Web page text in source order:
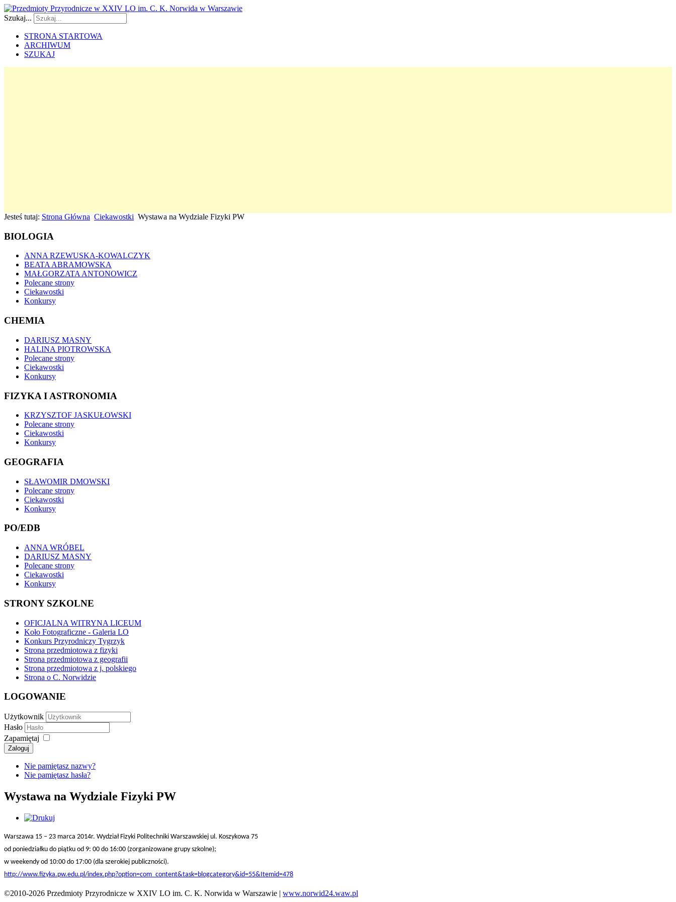
Szukaj...
STRONA STARTOWA
ARCHIWUM
SZUKAJ
Jesteś tutaj: Strona Główna Ciekawostki Wystawa na Wydziale Fizyki PW
BIOLOGIA
ANNA RZEWUSKA-KOWALCZYK
BEATA ABRAMOWSKA
MAŁGORZATA ANTONOWICZ
Polecane strony
Ciekawostki
Konkursy
CHEMIA
DARIUSZ MASNY
HALINA PIOTROWSKA
Polecane strony
Ciekawostki
Konkursy
FIZYKA I ASTRONOMIA
KRZYSZTOF JASKUŁOWSKI
Polecane strony
Ciekawostki
Konkursy
GEOGRAFIA
SŁAWOMIR DMOWSKI
Polecane strony
Ciekawostki
Konkursy
PO/EDB
ANNA WRÓBEL
DARIUSZ MASNY
Polecane strony
Ciekawostki
Konkursy
STRONY SZKOLNE
OFICJALNA WITRYNA LICEUM
Koło Fotograficzne - Galeria LO
Konkurs Przyrodniczy Tygrzyk
Strona przedmiotowa z fizyki
Strona przedmiotowa z geografii
Strona przedmiotowa z j. polskiego
Strona o C. Norwidzie
LOGOWANIE
Użytkownik
Hasło
Zapamiętaj
Zaloguj
Nie pamiętasz nazwy?
Nie pamiętasz hasła?
Wystawa na Wydziale Fizyki PW
Warszawa 15 – 23 marca 2014r. Wydział Fizyki Politechniki Warszawskiej ul. Koszykowa 75
od poniedziałku do piątku od 9: 00 do 16:00 (zorganizowane grupy szkolne);
w weekendy od 10:00 do 17:00 (dla szerokiej publiczności).
http://www.fizyka.pw.edu.pl/index.php?option=com_content&task=blogcategory&id=55&Itemid=478
©2010-2026 Przedmioty Przyrodnicze w XXIV LO im. C. K. Norwida w Warszawie | www.norwid24.waw.pl